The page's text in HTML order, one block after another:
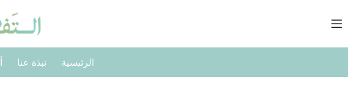
المحتوى
الرئيسية نبذة عنا